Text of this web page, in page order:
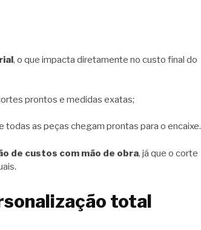
, o que impacta diretamente no custo final do
prontos e medidas exatas;
todas as peças chegam prontas para o encaixe.
de custos com mão de obra, já que o corte
total